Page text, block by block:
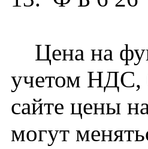
Цена на
учетом НДС,
сайте цены
могут